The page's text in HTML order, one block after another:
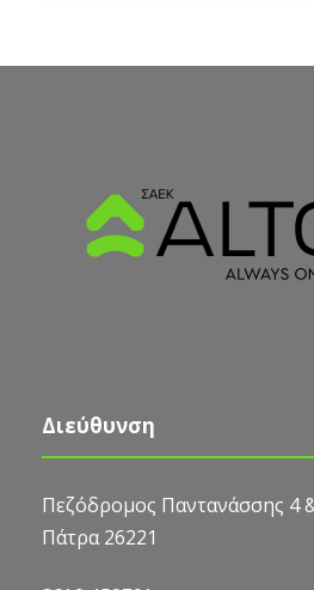
Διεύθυνση
Πεζόδρομος Παντανάσσης 4
Πάτρα 26221